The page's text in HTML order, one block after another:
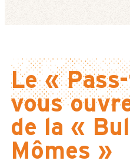
Le «
vous
de la «
Mômes »